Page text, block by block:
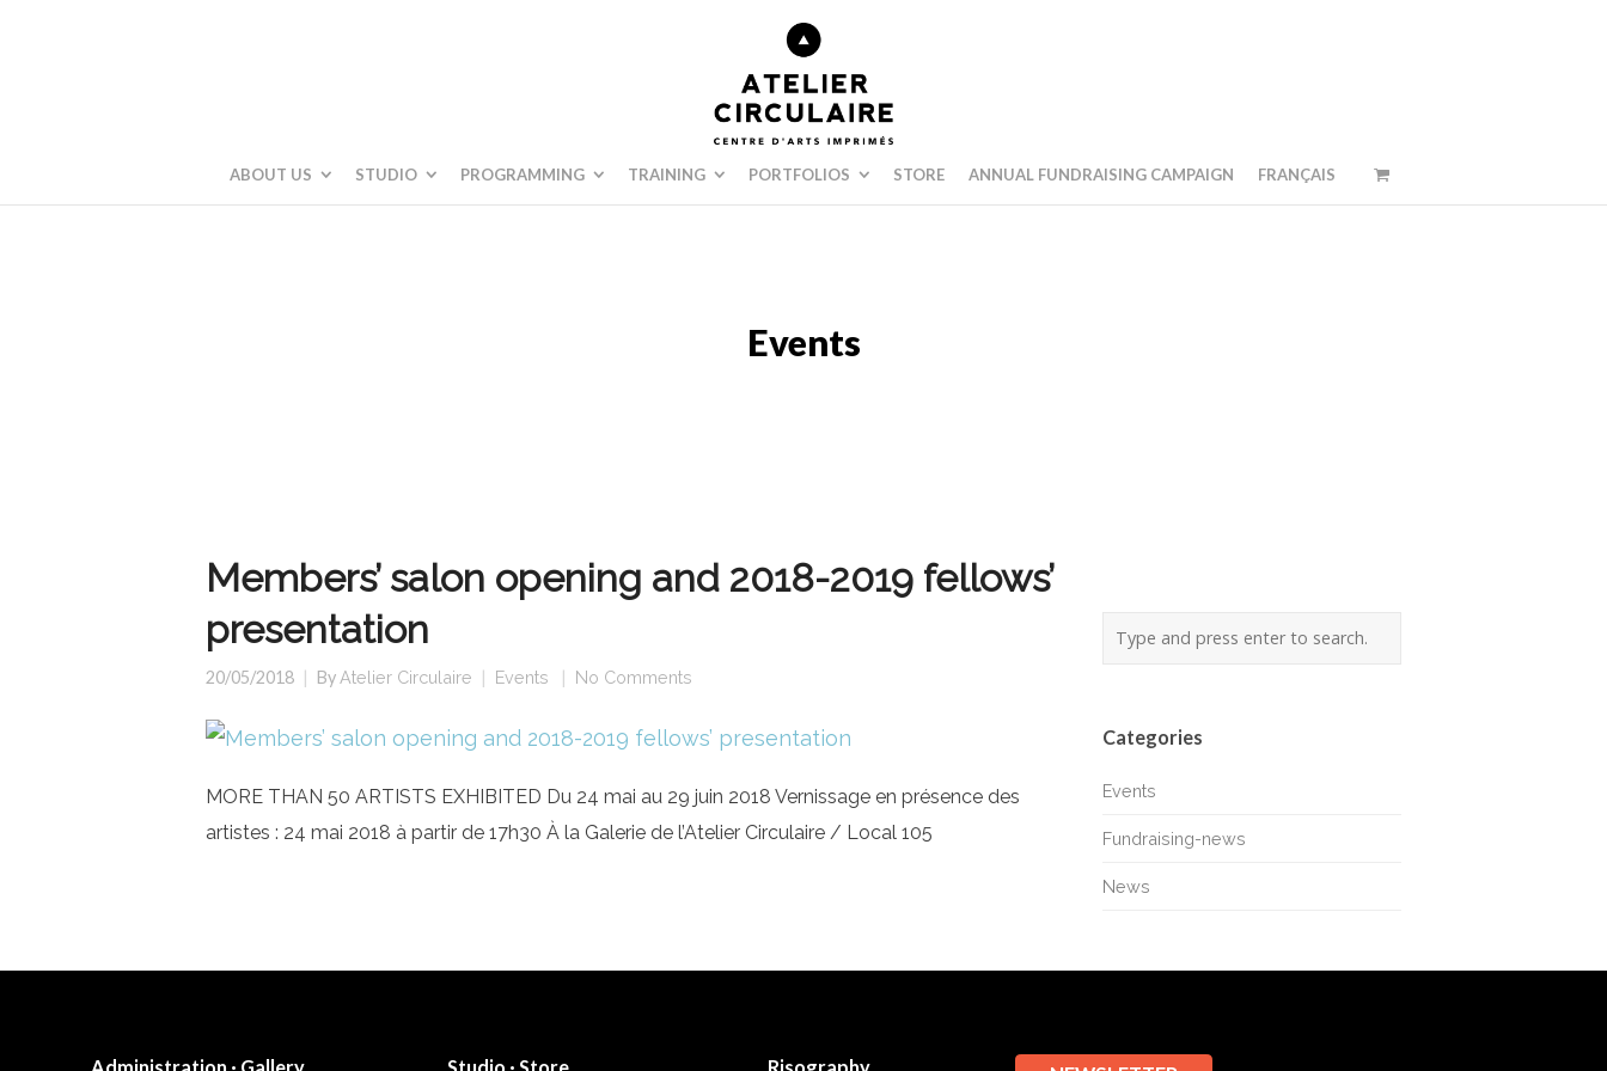
ABOUT US STUDIO PROGRAMMING TRAINING PORTFOLIOS STORE ANNUAL FUNDRAISING CAMPAIGN FRANÇAIS
Events
Members’ salon opening and 2018-2019 fellows’
presentation
20/05/2018 By Atelier Circulaire Events No Comments
MORE THAN 50 ARTISTS EXHIBITED Du 24 mai au 29 juin 2018 Vernissage en présence des
artistes : 24 mai 2018 à partir de 17h30 À la Galerie de l’Atelier Circulaire / Local 105
Categories
Events
Fundraising-news
News